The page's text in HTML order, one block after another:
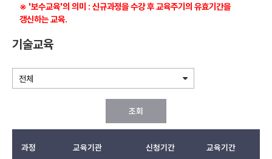
※ '보수교육'의 의미 : 신규과정을 수강 후 교육주기의 유효기간을
갱신하는 교육.
기술교육
조회
과정 교육기관 신청기간 교육기간